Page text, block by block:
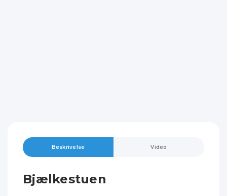
Beskrivelse Video
Bjælkestuen